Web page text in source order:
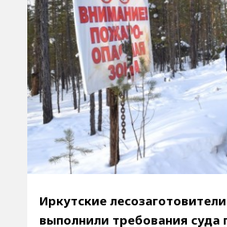
Иркутские
выполнили требования суда